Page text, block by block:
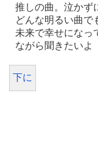
推しの曲。泣かず
どんな明るい曲で
未来で幸せになっ
ながら聞きたいよ
下に